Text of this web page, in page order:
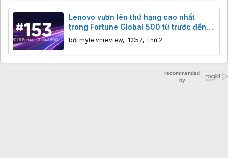
Lenovo vươn lên thứ hạng cao nhất
trong Fortune Global 500 từ trước đến
nay
bởi myle.vnreview, 12:57, Thứ 2